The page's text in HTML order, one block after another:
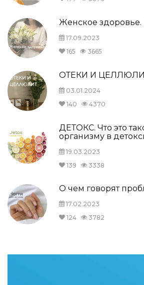
Женское
17.09.2023
165
3665
ОТЕКИ И
03.01.2024
140
4370
ДЕТОКС. Что это
организму в
19.03.2023
139
3338
О чем говорят
17.02.2023
124
3782